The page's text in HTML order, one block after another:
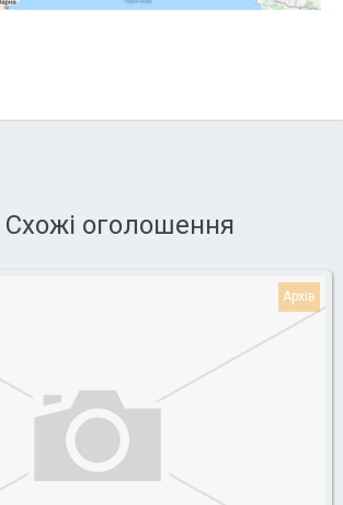
Схожі оголошення